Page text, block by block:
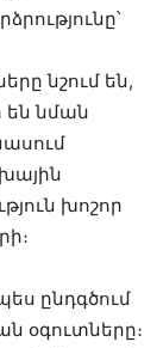
նշում են,
նման
խոշոր
ընդգծում
օգուտները։